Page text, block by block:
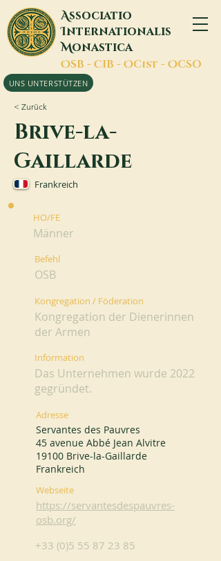
Associatio
Internationalis
Monastica
OSB - CIB - OCist - OCSO
UNS UNTERSTÜTZEN
< Zurück
Brive-la-
Gaillarde
Frankreich
HO/FE
Männer
Befehl
OSB
Kongregation / Föderation
Kongregation der Dienerinnen
der Armen
Information
Das Unternehmen wurde 2022
gegründet.
Adresse
Servantes des Pauvres
45 avenue Abbé Jean Alvitre
19100 Brive-la-Gaillarde
Frankreich
Webseite
https://servantesdespauvres-
osb.org/
+33 (0)5 55 87 23 85